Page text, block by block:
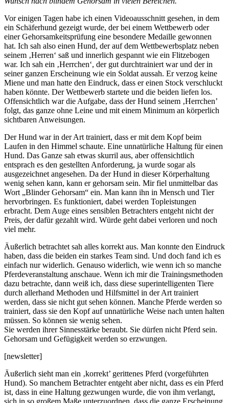
Vor einigen Tagen habe ich einen Videoausschnitt gesehen, in dem
ein Schäferhund gezeigt wurde, der bei einem Wettbewerb oder
einer Gehorsamkeitsprüfung eine besondere Medaille gewonnen
hat. Ich sah also einen Hund, der auf dem Wettbewerbsplatz neben
seinem ‚Herren‘ saß und innerlich gespannt wie ein Flitzebogen
war. Ich sah ein ‚Herrchen‘, der gut durchtrainiert war und der in
seiner ganzen Erscheinung wie ein Soldat aussah. Er verzog keine
Miene und man hatte den Eindruck, dass er einen Stock verschluckt
haben könnte. Der Wettbewerb startete und die beiden liefen los.
Offensichtlich war die Aufgabe, dass der Hund seinem ‚Herrchen’
folgt, das ganze ohne Leine und mit einem Minimum an körperlich
sichtbaren Anweisungen.
Der Hund war in der Art trainiert, dass er mit dem Kopf beim
Laufen in den Himmel schaute. Eine unnatürliche Haltung für einen
Hund. Das Ganze sah etwas skurril aus, aber offensichtlich
entsprach es den gestellten Anforderung, ja wurde sogar als
ausgezeichnet angesehen. Da der Hund in dieser Körperhaltung
wenig sehen kann, kann er gehorsam sein. Mir fiel unmittelbar das
Wort „Blinder Gehorsam“ ein. Man kann ihn in Mensch und Tier
hervorbringen. Es funktioniert, dabei werden Topleistungen
erbracht. Dem Auge eines sensiblen Betrachters entgeht nicht der
Preis, der dafür gezahlt wird. Würde geht dabei verloren und noch
viel mehr.
Äußerlich betrachtet sah alles korrekt aus. Man konnte den Eindruck
haben, dass die beiden ein starkes Team sind. Und doch fand ich es
einfach nur widerlich. Genauso widerlich, wie wenn ich so manche
Pferdeveranstaltung anschaue. Wenn ich mir die Trainingsmethoden
dazu betrachte, dann weiß ich, dass diese superintelligenten Tiere
durch allerhand Methoden und Hilfsmittel in der Art trainiert
werden, dass sie nicht gut sehen können. Manche Pferde werden so
trainiert, dass sie den Kopf auf unnatürliche Weise nach unten halten
müssen. So können sie wenig sehen.
Sie werden ihrer Sinnesstärke beraubt. Sie dürfen nicht Pferd sein.
Gehorsam und Gefügigkeit werden so erzwungen.
[newsletter]
Äußerlich sieht man ein ‚korrekt’ gerittenes Pferd (vorgeführten
Hund). So manchem Betrachter entgeht aber nicht, dass es ein Pferd
ist, dass in eine Haltung gezwungen wurde, die von ihm verlangt,
sich in so großem Maße unterzuordnen, dass die ganze Erscheinung